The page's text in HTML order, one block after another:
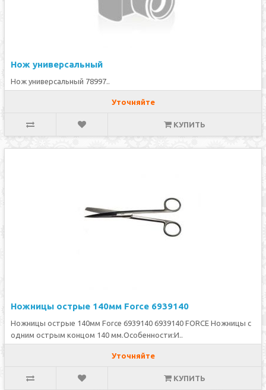
Нож универсальный
Нож универсальный 78997..
Уточняйте
КУПИТЬ
Ножницы острые 140мм Force 6939140
Ножницы острые 140мм Force 6939140 6939140 FORCE Ножницы с
одним острым концом 140 мм.Особенности:И..
Уточняйте
КУПИТЬ